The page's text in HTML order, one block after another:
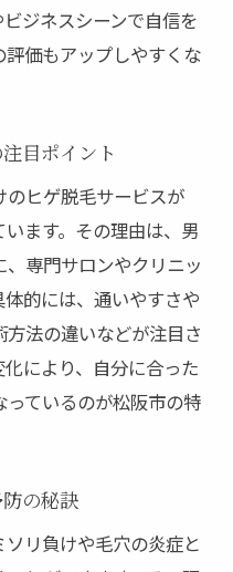
新トレンド紹介
理由と注意点
の回数と期間
化するポイント
になる目安とは
料金の関係性
待できる変化
グと注意事項
日を実現する
ア方法を解説
ジネスシーンで自信を
価もアップしやすくな
目ポイント
ヒゲ脱毛サービスが
ます。その理由は、男
専門サロンやクリニッ
的には、通いやすさや
法の違いなどが注目さ
により、自分に合った
ているのが松阪市の特
の秘訣
リ負けや毛穴の炎症と